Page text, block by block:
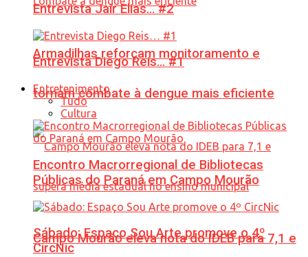
Armadilhas reforçam monitoramento e
tornam combate à dengue mais eficiente
Campo Mourão eleva nota do IDEB para 7,1 e
Entrevista Jair Elias… #2
Entrevista Diego Reis… #1
Entretenimento
Tudo
Cultura
Encontro Macrorregional de Bibliotecas
Públicas do Paraná em Campo Mourão
Sábado: Espaço Sou Arte promove o 4º
CircNic